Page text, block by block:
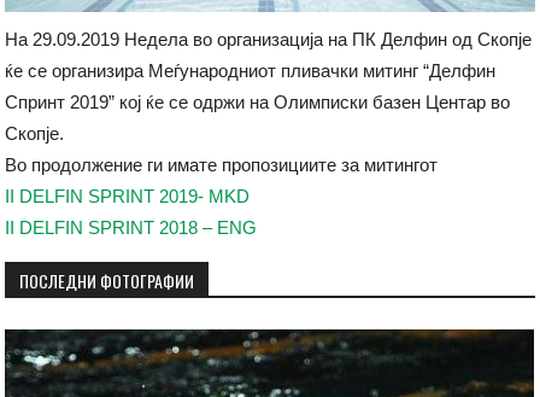
На 29.09.2019 Недела во организација на ПК Делфин од Скопје
ќе се организира Меѓународниот пливачки митинг “Делфин
Спринт 2019” кој ќе се одржи на Олимписки базен Центар во
Скопје.
Во продолжение ги имате пропозициите за митингот
II DELFIN SPRINT 2019- MKD
II DELFIN SPRINT 2018 – ENG
ПОСЛЕДНИ ФОТОГРАФИИ